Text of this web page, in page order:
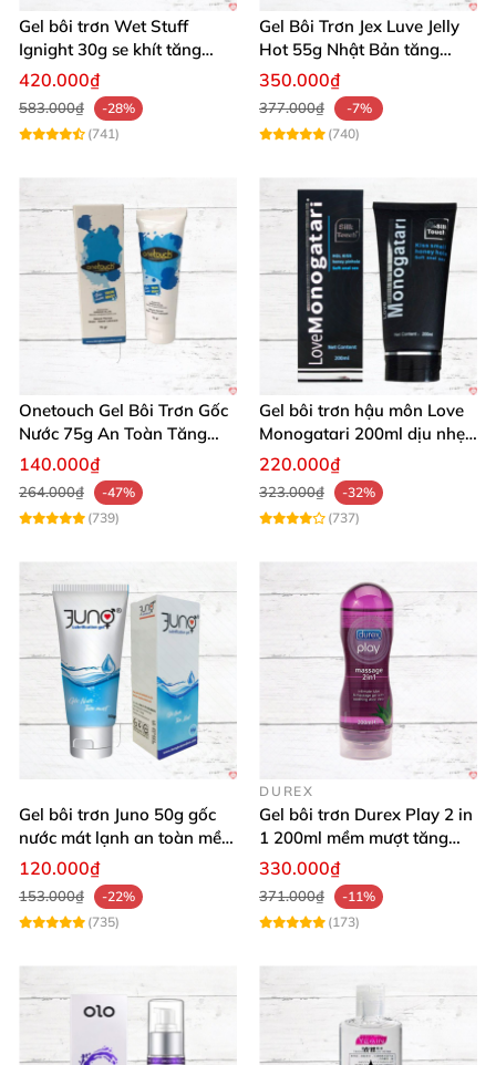
Đừng chần chừ với sản phẩm bôi trơn hậu môn tốt
nhấttừ Nhật Bản. Sở hữu
BIJOND Ultra Anus Lube
60ml ngay hôm nay để bảo vệ tối ưu và tận hưởng
sự thoải mái đỉnh cao!
Mua hàng ngay tại Chúng tôi
– giao nhanh, chất lượng đảm bảo! 🛒
Gel bôi trơn Wet Stuff
Ignight 30g se khít tăng
khoái cảm nữ hiệu quả
420.000₫
583.000₫
-28%
(741)
Gel Bôi Trơn Jex Luve Jelly
Hot 55g Nhật Bản tăng
khoái cảm nữ dễ sử dụng
350.000₫
377.000₫
-7%
(740)
Onetouch Gel Bôi Trơn Gốc
Nước 75g An Toàn Tăng
Khoái Cảm
140.000₫
264.000₫
-47%
(739)
Gel bôi trơn hậu môn Love
Monogatari 200ml dịu nhẹ,
an toàn
220.000₫
323.000₫
-32%
(737)
Gel bôi trơn Juno 50g gốc
nước mát lạnh an toàn mềm
mại
120.000₫
153.000₫
-22%
(735)
DUREX
Gel bôi trơn Durex Play 2 in
1 200ml mềm mượt tăng
khoái cảm
330.000₫
371.000₫
-11%
(173)